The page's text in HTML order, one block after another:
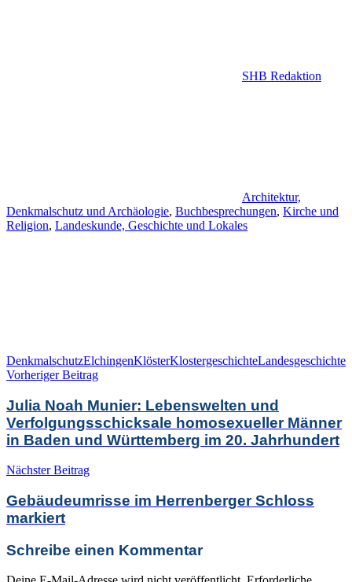
SHB Redaktion
Architektur,
Denkmalschutz und Archäologie, Buchbesprechungen, Kirche und
Religion, Landeskunde, Geschichte und Lokales
DenkmalschutzElchingenKlösterKlostergeschichteLandesgeschichte
Beitragsnavigation
Vorheriger Beitrag
Julia Noah Munier: Lebenswelten und
Verfolgungsschicksale homosexueller Männer
in Baden und Württemberg im 20. Jahrhundert
Nächster Beitrag
Gebäudeumrisse im Herrenberger Schloss
markiert
Schreibe einen Kommentar